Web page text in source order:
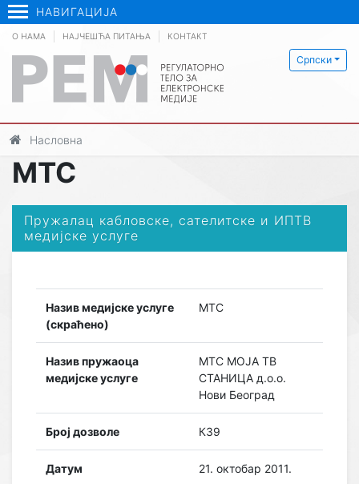
НАВИГАЦИЈА
Српски
О НАМА НАЈЧЕШЋА ПИТАЊА КОНТАКТ
Насловна
МТС
Пружалац кабловске, сателитске и ИПТВ
медијске услуге
Назив медијске услуге
(скраћено)
МТС
Назив пружаоца
медијске услуге
МТС МОЈА ТВ
СТАНИЦА д.о.о.
Нови Београд
Број дозволе К39
Датум 21. октобар 2011.